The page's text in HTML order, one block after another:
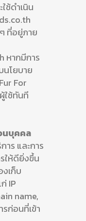
ช้ดำเนิน
ที่อยู่ภาย
หากมีการ
นโยบาย
For
ใช้ทันที
นบุคคล
าร และการ
ให้ดียิ่งขึ้น
เก็บ
IP
name,
รก่อนที่เข้า